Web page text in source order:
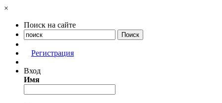
×
Поиск на сайте
Регистрация
Вход
Имя